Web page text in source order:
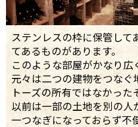
ステンレスの枠に保管して
てあるものがあります。
このような部屋がかなり広
元々は二つの建物をつなぐ
トーズの所有ではなかった
以前は一部の土地を別の人
一つなぎになっておらず不